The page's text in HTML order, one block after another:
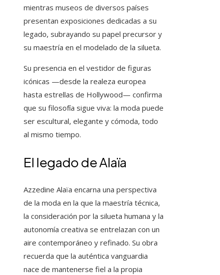
mientras museos de diversos países
presentan exposiciones dedicadas a su
legado, subrayando su papel precursor y
su maestría en el modelado de la silueta.
Su presencia en el vestidor de figuras
icónicas —desde la realeza europea
hasta estrellas de Hollywood— confirma
que su filosofía sigue viva: la moda puede
ser escultural, elegante y cómoda, todo
al mismo tiempo.
El legado de Alaïa
Azzedine Alaïa encarna una perspectiva
de la moda en la que la maestría técnica,
la consideración por la silueta humana y la
autonomía creativa se entrelazan con un
aire contemporáneo y refinado. Su obra
recuerda que la auténtica vanguardia
nace de mantenerse fiel a la propia